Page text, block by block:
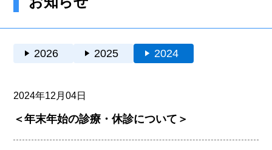
play_arrow 2026 play_arrow 2025 play_arrow 2024
2024年12月04日
＜年末年始の診療・休診について＞